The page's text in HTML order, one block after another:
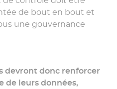
de bout en bout et
une gouvernance
devront donc renforcer
de leurs données,